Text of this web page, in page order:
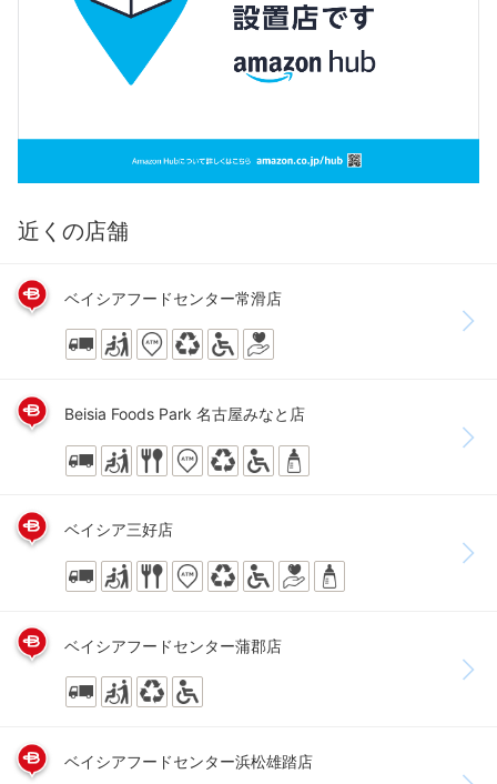
近くの店舗
ベイシアフードセンター常滑店
Beisia Foods Park 名古屋みなと店
ベイシア三好店
ベイシアフードセンター蒲郡店
ベイシアフードセンター浜松雄踏店